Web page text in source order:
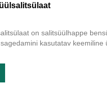
on salitsüülhappe
kasutatav keemiline